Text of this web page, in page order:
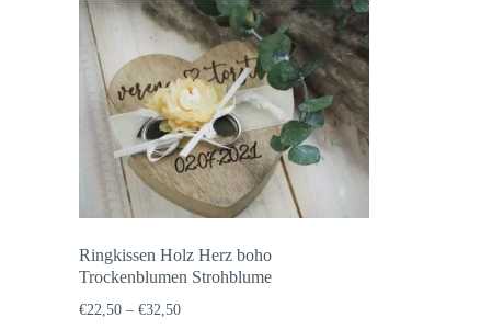
Ringkissen Holz Herz boho
Trockenblumen Strohblume
€22,50 – €32,50